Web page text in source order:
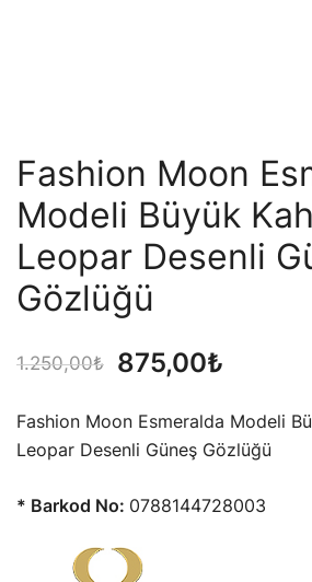
Fashion Moon
Modeli Büyük
Leopar Desenli
Gözlüğü
1.250,00₺
Orijinal
1.250,00₺.
875,00₺
fiyat:
Fashion Moon Esmeralda Modeli
Leopar Desenli Güneş Gözlüğü
* Barkod No: 0788144728003